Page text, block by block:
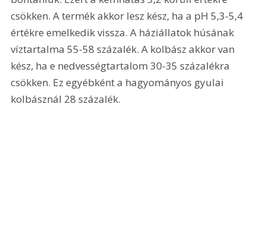
csökken. A termék akkor lesz kész, ha a pH 5,3-5,4
értékre emelkedik vissza. A háziállatok húsának
víztartalma 55-58 százalék. A kolbász akkor van
kész, ha e nedvességtartalom 30-35 százalékra
csökken. Ez egyébként a hagyományos gyulai
kolbásznál 28 százalék.